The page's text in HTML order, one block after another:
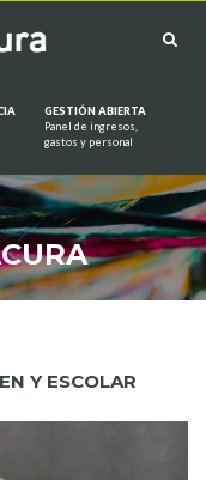
GESTIÓN ABIERTA
Panel de ingresos,
gastos y personal
Y ESCOLAR